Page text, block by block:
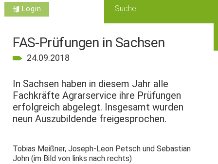
Login
Suche
FAS-Prüfungen in Sachsen
24.09.2018
In Sachsen haben in diesem Jahr alle
Fachkräfte Agrarservice ihre Prüfungen
erfolgreich abgelegt. Insgesamt wurden
neun Auszubildende freigesprochen.
Tobias Meißner, Joseph-Leon Petsch und Sebastian
John (im Bild von links nach rechts)